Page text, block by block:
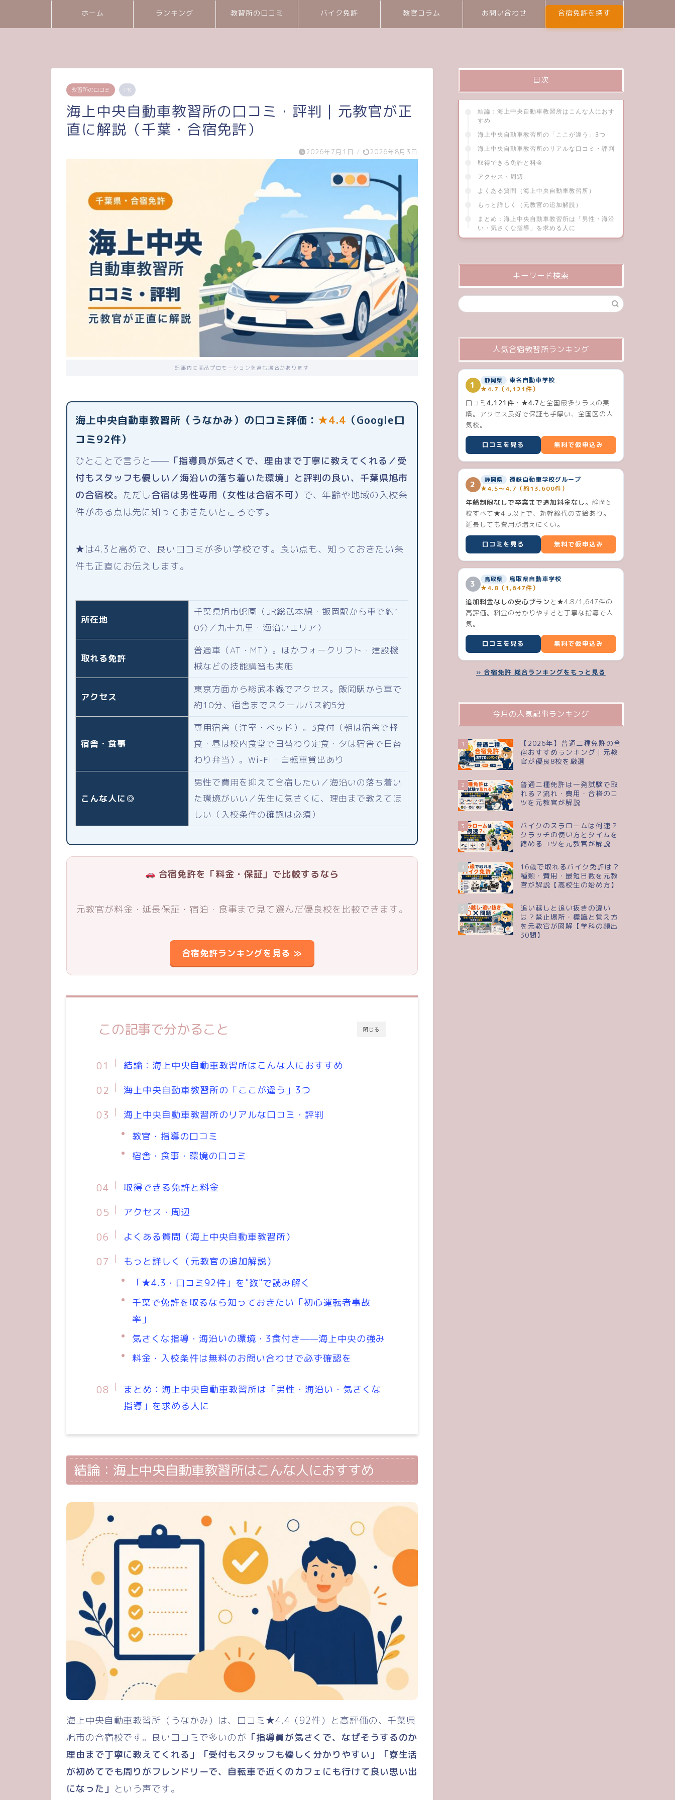
ホーム ランキング 教習所の口コミ バイク免許 教官コラム お問い合わせ 合宿免許を探す
教習所の口コミ PR
海上中央自動車教習所の口コミ・評判｜元教官が正
直に解説（千葉・合宿免許）
2026年7月1日 / 2026年8月3日
記事内に商品プロモーションを含む場合があります
海上中央自動車教習所（うなかみ）の口コミ評価： ★4.4 （Google口
コミ92件）
ひとことで言うと—— 「指導員が気さくで、理由まで丁寧に教えてくれる／受
付もスタッフも優しい／海沿いの落ち着いた環境」と評判の良い、千葉県旭市
の合宿校。ただし合宿は男性専用（女性は合宿不可） で、年齢や地域の入校条
件がある点は先に知っておきたいところです。
★は4.3と高めで、良い口コミが多い学校です。良い点も、知っておきたい条
件も正直にお伝えします。
所在地
千葉県旭市蛇園（JR総武本線・飯岡駅から車で約1
0分／九十九里・海沿いエリア）
取れる免許
普通車（AT・MT）。ほかフォークリフト・建設機
械などの技能講習も実施
アクセス
東京方面から総武本線でアクセス。飯岡駅から車で
約10分、宿舎までスクールバス約5分
宿舎・食事
専用宿舎（洋室・ベッド）。3食付（朝は宿舎で軽
食・昼は校内食堂で日替わり定食・夕は宿舎で日替
わり弁当）。Wi-Fi・自転車貸出あり
こんな人に◎
男性で費用を抑えて合宿したい／海沿いの落ち着い
た環境がいい／先生に気さくに、理由まで教えてほ
しい（入校条件の確認は必須）
合宿免許を「料金・保証」で比較するなら
元教官が料金・延長保証・宿泊・食事まで見て選んだ優良校を比較できます。
合宿免許ランキングを見る ≫
閉じる
この記事で分かること
結論：海上中央自動車教習所はこんな人におすすめ
海上中央自動車教習所の「ここが違う」3つ
海上中央自動車教習所のリアルな口コミ・評判
教官・指導の口コミ
宿舎・食事・環境の口コミ
取得できる免許と料金
アクセス・周辺
よくある質問（海上中央自動車教習所）
もっと詳しく（元教官の追加解説）
「★4.3・口コミ92件」を"数"で読み解く
千葉で免許を取るなら知っておきたい「初心運転者事故
率」
気さくな指導・海沿いの環境・3食付き——海上中央の強み
料金・入校条件は無料のお問い合わせで必ず確認を
まとめ：海上中央自動車教習所は「男性・海沿い・気さくな
指導」を求める人に
結論：海上中央自動車教習所はこんな人におすすめ
海上中央自動車教習所（うなかみ）は、口コミ★4.4（92件）と高評価の、千葉県
旭市の合宿校です。良い口コミで多いのが 「指導員が気さくで、なぜそうするのか
理由まで丁寧に教えてくれる」「受付もスタッフも優しく分かりやすい」「寮生活
が初めてでも周りがフレンドリーで、自転車で近くのカフェにも行けて良い思い出
になった」 という声です。
キーワード検索
人気合宿教習所ランキング
1 静岡県
東名自動車学校
★4.7（4,121件）
口コミ4,121件・★4.7 と全国最多クラスの実
績。アクセス良好で保証も手厚い、全国区の人
気校。
口コミを見る 無料で仮申込み
2 静岡県
遠鉄自動車学校グループ
★4.5〜4.7（約13,600件）
年齢制限なしで卒業まで追加料金なし。静岡6
校すべて★4.5以上で、新幹線代の支給あり。
延長しても費用が増えにくい。
口コミを見る 無料で仮申込み
3 鳥取県
鳥取県自動車学校
★4.8（1,647件）
追加料金なしの安心プラン と★4.8/1,647件の
高評価。料金の分かりやすさと丁寧な指導で人
気。
口コミを見る 無料で仮申込み
» 合宿免許 総合ランキングをもっと見る
今月の人気記事ランキング
1
【2026年】普通二種免許の合
宿おすすめランキング｜元教
官が優良8校を厳選
2
普通二種免許は一発試験で取
れる？流れ・費用・合格のコ
ツを元教官が解説
3
バイクのスラロームは何速？
クラッチの使い方とタイムを
縮めるコツを元教官が解説
4
16歳で取れるバイク免許は？
種類・費用・最短日数を元教
官が解説【高校生の始め方】
5
追い越しと追い抜きの違い
は？禁止場所・標識と覚え方
を元教官が図解【学科の頻出
30問】
目次
結論：海上中央自動車教習所はこんな人におす
すめ
海上中央自動車教習所の「ここが違う」3つ
海上中央自動車教習所のリアルな口コミ・評判
取得できる免許と料金
アクセス・周辺
よくある質問（海上中央自動車教習所）
もっと詳しく（元教官の追加解説）
まとめ：海上中央自動車教習所は「男性・海沿
い・気さくな指導」を求める人に